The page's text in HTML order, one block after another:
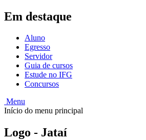
Em destaque
Aluno
Egresso
Servidor
Guia de cursos
Estude no IFG
Concursos
Menu
Início do menu principal
Logo - Jataí